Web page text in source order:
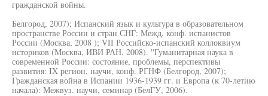
гражданской войны.
Белгород, 2007); Испанский язык и культура в образовательном
пространстве России и стран СНГ: Межд. конф. испанистов
России (Москва, 2008 ); VII Российско-испанский коллоквиум
историков (Москва, ИВИ РАН, 2008). ''Гуманитарная наука в
современной России: состояние, проблемы, перспективы
развития: IX регион, научи, конф. РГНФ (Белгород, 2007);
Гражданская война в Испании 1936-1939 гг. и Европа (к 70-летию
начала): Межвуз. научи, семинар (БелГУ, 2006).